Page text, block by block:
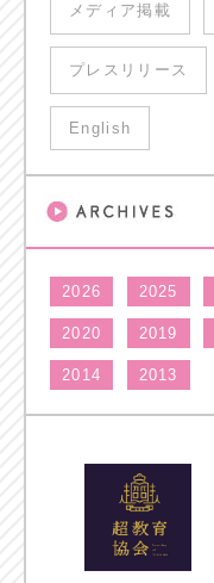
メディア掲載
プレスリリース
English
2026 2025
2020 2019
2014 2013